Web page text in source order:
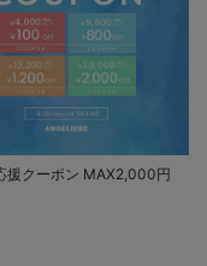
援クーポン MAX2,000円